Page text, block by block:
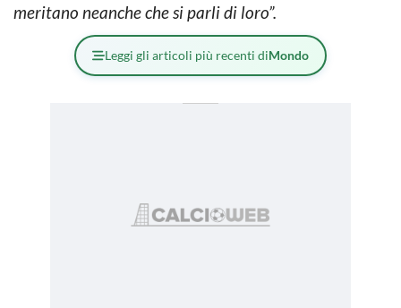
meritano neanche che si parli di loro”.
Leggi gli articoli più recenti diMondo